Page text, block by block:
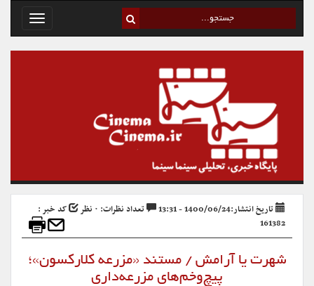
Toggle
تاریخ انتشار:1400/06/24 - 13:31 تعداد نظرات: ۰ نظر
کد خبر :
161382
شهرت یا آرامش / مستند «مزرعه کلارکسون»؛
پیچ‌وخم‌های مزرعه‌داری